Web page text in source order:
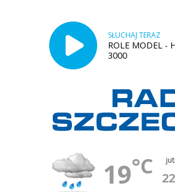
SŁUCHAJ TERAZ
ROLE MODEL -
3000
19°C 22